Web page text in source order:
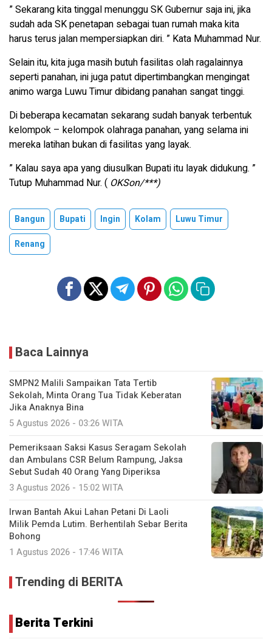
” Sekarang kita tinggal menunggu SK Gubernur saja ini, jika
sudah ada SK penetapan sebagai tuan rumah maka kita
harus terus jalan mempersiapkan diri. ” Kata Muhammad Nur.
Selain itu, kita juga masih butuh fasilitas olah ragalainnya
seperti panahan, ini juga patut dipertimbangkan mengingat
animo warga Luwu Timur dibidang panahan sangat tinggi.
Di beberapa kecamatan sekarang sudah banyak terbentuk
kelompok – kelompok olahraga panahan, yang selama ini
mereka latihan bukan di fasilitas yang layak.
” Kalau saya apa yang diusulkan Bupati itu layak didukung. ”
Tutup Muhammad Nur. ( OKSon/***)
Bangun Bupati Ingin Kolam
Luwu Timur
Renang
Baca Lainnya
SMPN2 Malili Sampaikan Tata Tertib
Sekolah, Minta Orang Tua Tidak Keberatan
Jika Anaknya Bina
5 Agustus 2026 - 03:26 WITA
Pemeriksaan Saksi Kasus Seragam Sekolah
dan Ambulans CSR Belum Rampung, Jaksa
Sebut Sudah 40 Orang Yang Diperiksa
3 Agustus 2026 - 15:02 WITA
Irwan Bantah Akui Lahan Petani Di Laoli
Milik Pemda Lutim. Berhentilah Sebar Berita
Bohong
1 Agustus 2026 - 17:46 WITA
Trending di BERITA
Berita Terkini